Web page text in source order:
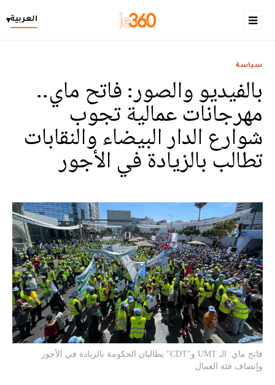
العربية▾
سياسة
بالفيديو والصور: فاتح ماي..
مهرجانات عمالية تجوب
شوارع الدار البيضاء والنقابات
تطالب بالزيادة في الأجور
فاتح ماي: الـ UMT
و"CDT" يطالبان الحكومة بالزيادة في الأجور
وإنصاف فئة العمال